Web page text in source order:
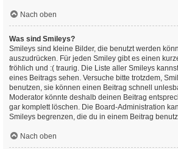
Nach oben
Was sind Smileys?
Smileys sind kleine Bilder, die benutzt werden
auszudrücken. Für jeden Smiley gibt es einen
fröhlich und :( traurig. Die Liste aller Smileys
eines Beitrags sehen. Versuche bitte trotzdem,
benutzen, sie können einen Beitrag schnell
Moderator könnte deshalb deinen Beitrag
gar komplett löschen. Die Board-Administration
Smileys begrenzen, die du in einem Beitrag
Nach oben